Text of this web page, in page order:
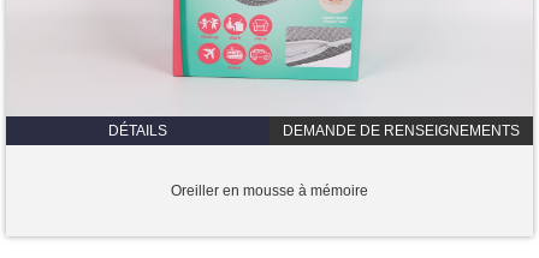
DÉTAILS DEMANDE DE RENSEIGNEMENTS
Oreiller en mousse à mémoire